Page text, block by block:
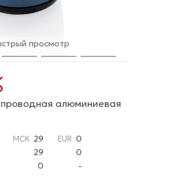
просмотр
алюминиевая
МСК 29 EUR 0
29
0
0 -